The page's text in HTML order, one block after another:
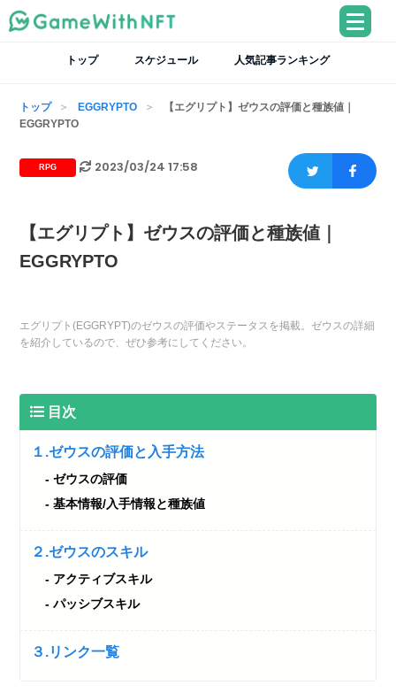
トップ スケジュール 人気記事ランキング
トップ EGGRYPTO
【エグリプト】ゼウスの評価と種族値｜
EGGRYPTO
RPG 2023/03/24 17:58
【エグリプト】ゼウスの評価と種族値｜
EGGRYPTO
エグリプト(EGGRYPT)のゼウスの評価やステータスを掲載。ゼウスの詳細
を紹介しているので、ぜひ参考にしてください。
目次
１.ゼウスの評価と入手方法
ゼウスの評価
基本情報/入手情報と種族値
２.ゼウスのスキル
アクティブスキル
パッシブスキル
３.リンク一覧